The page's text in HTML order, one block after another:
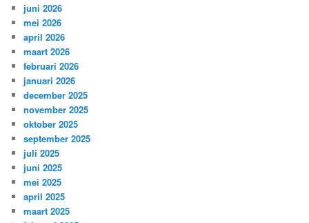
juni 2026
mei 2026
april 2026
maart 2026
februari 2026
januari 2026
december 2025
november 2025
oktober 2025
september 2025
juli 2025
juni 2025
mei 2025
april 2025
maart 2025